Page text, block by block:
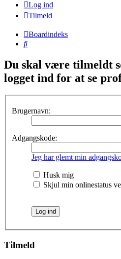
Log ind
Tilmeld
Boardindeks
Søg
Du skal være tilmeldt
logget ind for at se
Brugernavn:
Adgangskode:
Jeg har glemt min
Husk mig
Skjul min onlinestatus
Tilmeld